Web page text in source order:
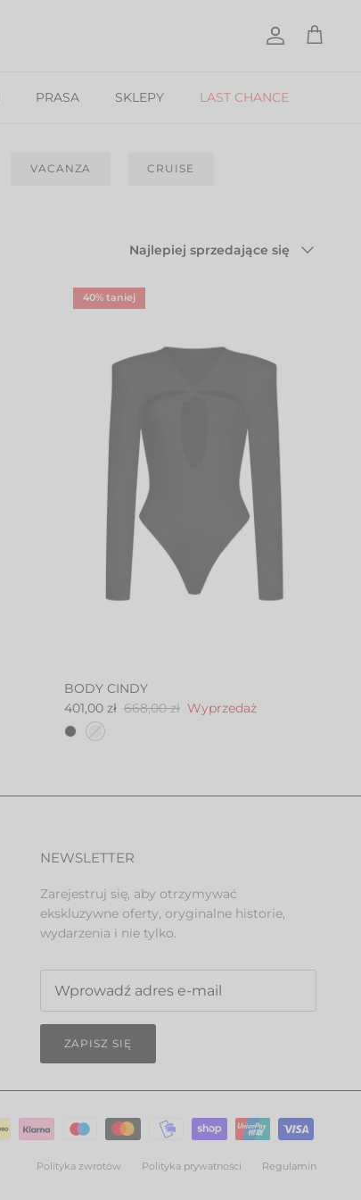
KontoKoszyk
PRASA SKLEPY LAST CHANCE
VACANZA CRUISE
według
Najlepiej sprzedające się
40% taniej
BODY CINDY
401,00 zł 668,00 zł Wyprzedaż
NEWSLETTER
Zarejestruj się, aby otrzymywać
ekskluzywne oferty, oryginalne historie,
wydarzenia i nie tylko.
ZAPISZ SIĘ
Polityka zwrotów Polityka prywatności Regulamin